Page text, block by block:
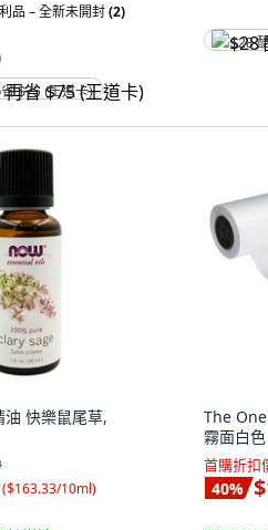
品 – 全新未開封(2)
$75 (王道卡)
$28
快樂鼠尾草,
($163.33/10ml)
The
霧面白色
首購折扣
40%